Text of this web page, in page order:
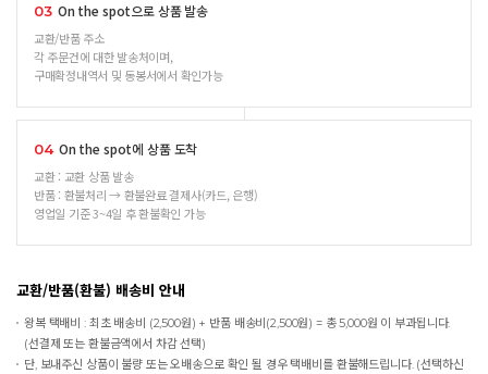
03 On the spot으로 상품 발송
교환/반품 주소
각 주문건에 대한 발송처이며,
구매확정내역서 및 동봉서에서 확인가능
04 On the spot에 상품 도착
교환 : 교환 상품 발송
반품 : 환불처리 → 환불완료 결제사(카드, 은행)
영업일 기준 3~4일 후 환불확인 가능
교환/반품(환불) 배송비 안내
왕복 택배비 : 최초 배송비 (2,500원) + 반품 배송비(2,500원) = 총 5,000원 이 부과됩니다.
(선결제 또는 환불금액에서 차감 선택)
단, 보내주신 상품이 불량 또는 오배송으로 확인 될 경우 택배비를 환불해드립니다. (선택하신